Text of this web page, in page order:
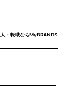
・転職ならMyBRANDS